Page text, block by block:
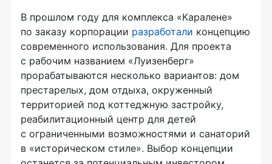
В прошлом году для комплекса «Каралене»
по заказу корпорации разработали концепцию
современного использования. Для проекта
с рабочим названием «Луизенберг»
прорабатываются несколько вариантов: дом
престарелых, дом отдыха, окруженный
территорией под коттеджную застройку,
реабилитационный центр для детей
с ограниченными возможностями и санаторий
в «историческом стиле». Выбор концепции